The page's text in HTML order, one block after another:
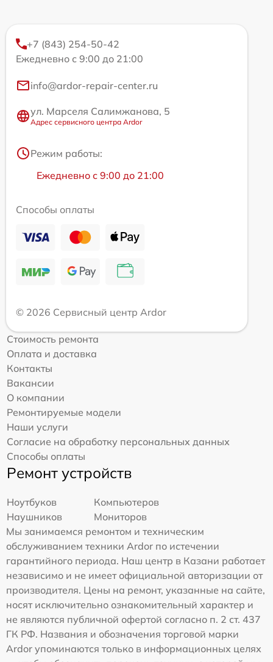
+7 (843) 254-50-42
Ежедневно с 9:00 до 21:00
info@ardor-repair-center.ru
ул. Марселя Салимжанова, 5
Адрес сервисного центра Ardor
Режим работы:
Ежедневно с 9:00 до 21:00
Способы оплаты
© 2026 Сервисный центр Ardor
Стоимость ремонта
Оплата и доставка
Контакты
Вакансии
О компании
Ремонтируемые модели
Наши услуги
Согласие на обработку персональных данных
Способы оплаты
Ремонт устройств
Ноутбуков
Компьютеров
Наушников
Мониторов
Мы занимаемся ремонтом и техническим
обслуживанием техники Ardor по истечении
гарантийного периода. Наш центр в Казани работает
независимо и не имеет официальной авторизации от
производителя. Цены на ремонт, указанные на сайте,
носят исключительно ознакомительный характер и
не являются публичной офертой согласно п. 2 ст. 437
ГК РФ. Названия и обозначения торговой марки
Ardor упоминаются только в информационных целях